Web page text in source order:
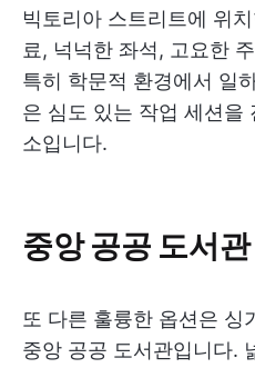
빅토리아 스트리트에 위
료, 넉넉한 좌석, 고요한
특히 학문적 환경에서 일
은 심도 있는 작업 세션을
소입니다.
중앙 공공 도서관
또 다른 훌륭한 옵션은 싱
중앙 공공 도서관입니다.